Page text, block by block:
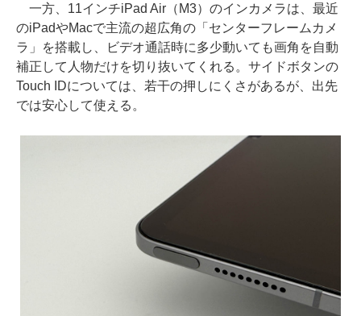
一方、11インチiPad Air（M3）のインカメラは、最近
のiPadやMacで主流の超広角の「センターフレームカメ
ラ」を搭載し、ビデオ通話時に多少動いても画角を自動
補正して人物だけを切り抜いてくれる。サイドボタンの
Touch IDについては、若干の押しにくさがあるが、出先
では安心して使える。